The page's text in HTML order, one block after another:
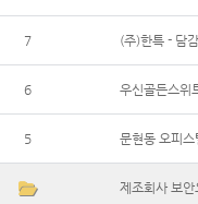
7 (주)한특 - 담
6 우신골든스위
5 문현동 오피
제조회사 보